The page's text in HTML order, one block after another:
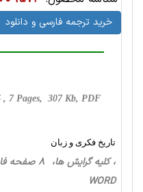
خرید ترجمه فارسی و دانلود
7 Pages, 307 Kb, PDF
تاریخ فکری و زبان
WORD